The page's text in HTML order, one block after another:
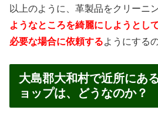
以上のように、革製品をクリーニ
ようなところを綺麗にしようとし
必要な場合に依頼するようにする
大島郡大和村で近所にあ
ョップは、どうなのか？